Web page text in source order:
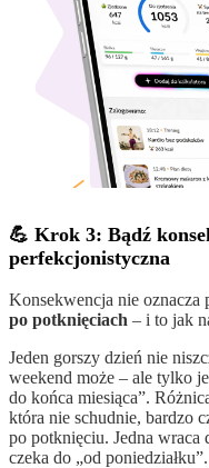
💪 Krok 3: Bądź
perfekcjonistyczna
Konsekwencja nie oznacza
po potknięciach – i to jak
Jeden gorszy dzień nie
weekend może – ale tylko
do końca miesiąca”.
która nie schudnie, bardzo
po potknięciu. Jedna wraca
czeka do „od poniedziałku”.